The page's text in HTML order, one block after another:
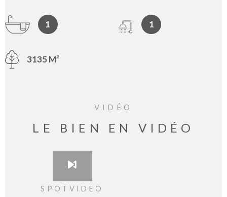
1 1
3135 M²
VIDÉO
LE BIEN EN VIDÉO
SPOTVIDEO